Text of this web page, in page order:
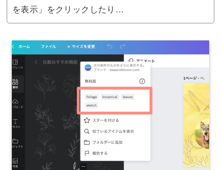
を表示」をクリックしたり…